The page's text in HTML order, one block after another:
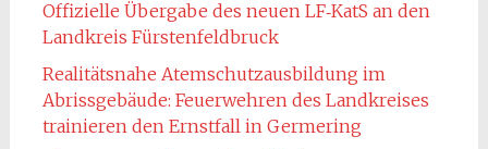
Offizielle Übergabe des neuen LF‑KatS an den
Landkreis Fürstenfeldbruck
Realitätsnahe Atemschutzausbildung im
Abrissgebäude: Feuerwehren des Landkreises
trainieren den Ernstfall in Germering